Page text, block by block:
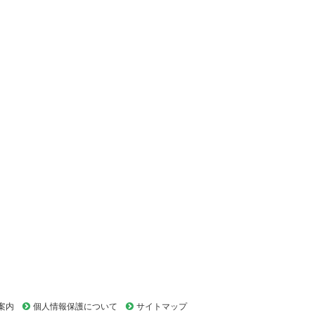
内 個人情報保護について サイトマップ